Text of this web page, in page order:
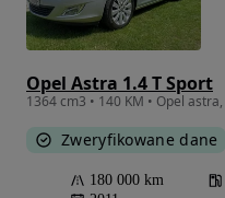
Opel Astra 1.4 T Sport
Zweryfikowane dane
180 000 km